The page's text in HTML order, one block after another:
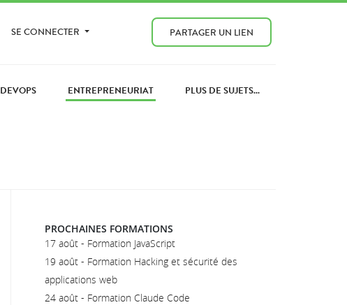
SE CONNECTER PARTAGER UN LIEN
DEVOPS ENTREPRENEURIAT PLUS DE SUJETS...
PROCHAINES FORMATIONS
17 août - Formation JavaScript
19 août - Formation Hacking et sécurité des
applications web
24 août - Formation Claude Code